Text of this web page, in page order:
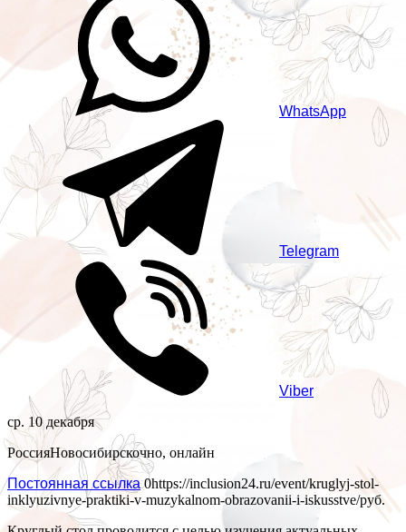
WhatsApp
Telegram
Viber
ср. 10 декабря
РоссияНовосибирскочно, онлайн
Постоянная ссылка 0https://inclusion24.ru/event/kruglyj-stol-
inklyuzivnye-praktiki-v-muzykalnom-obrazovanii-i-iskusstve/руб.